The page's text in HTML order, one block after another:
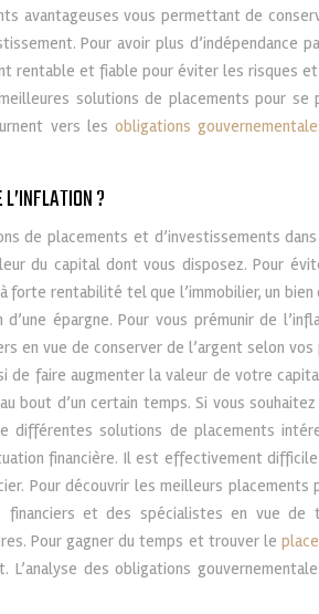
avantageuses vous permettant de
Pour avoir plus d’indépendance
rentable et fiable pour éviter les risques
solutions de placements pour se
vers lesobligations
?
de placements et d’investissements
du capital dont vous disposez. Pour
forte rentabilité tel que l’immobilier, un
épargne. Pour vous prémunir de
en vue de conserver de l’argent selon
de faire augmenter la valeur de votre
bout d’un certain temps. Si vous
différentes solutions de placements
financière. Il est effectivement
Pour découvrir les meilleurs placements
et des spécialistes en vue
Pour gagner du temps et trouver le
des obligations